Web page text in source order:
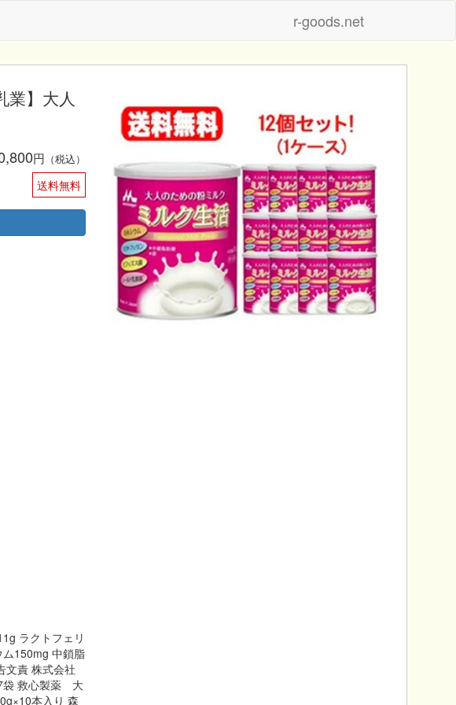
r-goods.net
業】大人
円 （税込）
送料無料
ラクトフェリ
150mg 中鎖脂
責 株式会社
袋 救心製薬 大
本入り 森